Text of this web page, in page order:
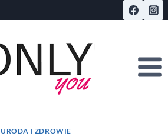
URODA I ZDROWIE